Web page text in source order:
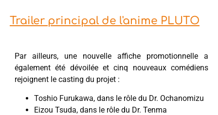
Trailer principal de l'anime PLUTO
Par ailleurs, une nouvelle affiche promotionnelle a
également été dévoilée et cinq nouveaux comédiens
rejoignent le casting du projet :
Toshio Furukawa, dans le rôle du Dr. Ochanomizu
Eizou Tsuda, dans le rôle du Dr. Tenma